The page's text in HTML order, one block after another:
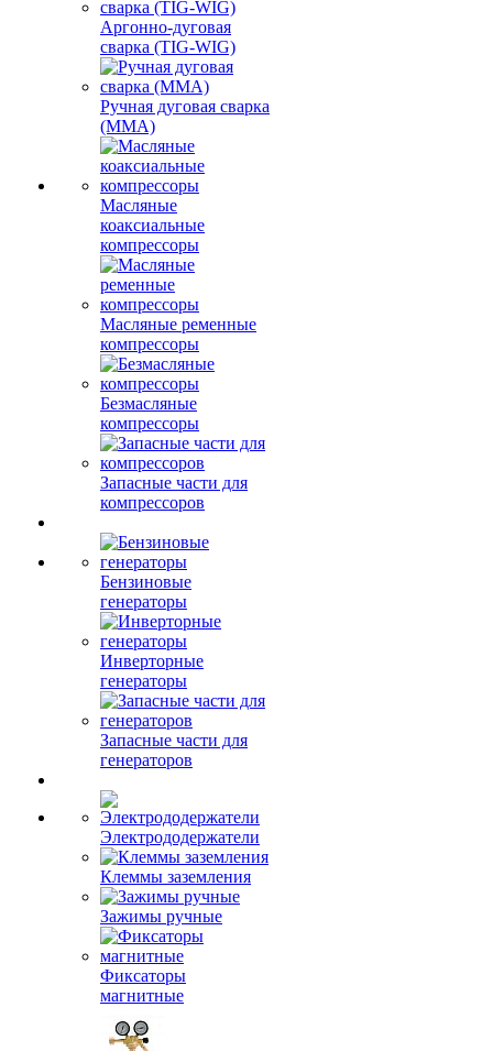
Аргонно-дуговая
сварка (TIG-WIG)
Ручная дуговая сварка
(MMA)
Масляные
коаксиальные
компрессоры
Масляные ременные
компрессоры
Безмасляные
компрессоры
Запасные части для
компрессоров
Бензиновые
генераторы
Инверторные
генераторы
Запасные части для
генераторов
Электрододержатели
Клеммы заземления
Зажимы ручные
Фиксаторы
магнитные